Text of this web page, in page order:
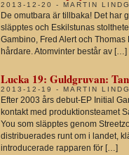
2013-12-20 - MARTIN
De omutbara är tillbaka! Det har
släpptes och Eskilstunas
Gambino, Fred Alert och
hårdare. Atomvinter består av […]
Lucka 19: Guldgruvan:
2013-12-19 - MARTIN
Efter 2003 års debut-EP Initial
kontakt med produktionsteamet
You som släpptes genom
distribuerades runt om i landet,
introducerade rapparen för […]